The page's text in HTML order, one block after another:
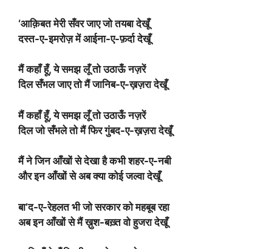
‘आक़िबत मेरी सँवर जाए जो तयबा देखूँ
दस्त-ए-इमरोज़ में आईना-ए-फ़र्दा देखूँ
मैं कहाँ हूँ, ये समझ लूँ तो उठाऊँ नज़रें
दिल सँभल जाए तो मैं जानिब-ए-ख़ज़रा देखूँ
मैं कहाँ हूँ, ये समझ लूँ तो उठाऊँ नज़रें
दिल जो सँभले तो मैं फिर गुंबद-ए-ख़ज़रा देखूँ
मैं ने जिन आँखों से देखा है कभी शहर-ए-नबी
और इन आँखों से अब क्या कोई जल्वा देखूँ
बा’द-ए-रेहलत भी जो सरकार को महबूब रहा
अब इन आँखों से मैं ख़ुश-बख़्त वो हुजरा देखूँ